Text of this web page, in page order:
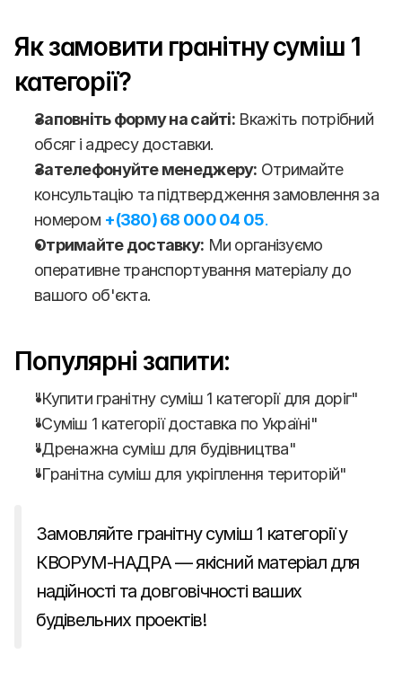
Як замовити гранітну суміш 1
категорії?
Заповніть форму на сайті: Вкажіть потрібний
обсяг і адресу доставки.
Зателефонуйте менеджеру: Отримайте
консультацію та підтвердження замовлення за
номером +(380) 68 000 04 05.
Отримайте доставку: Ми організуємо
оперативне транспортування матеріалу до
вашого об'єкта.
Популярні запити:
"Купити гранітну суміш 1 категорії для доріг"
"Суміш 1 категорії доставка по Україні"
"Дренажна суміш для будівництва"
"Гранітна суміш для укріплення територій"
Замовляйте гранітну суміш 1 категорії у
КВОРУМ-НАДРА — якісний матеріал для
надійності та довговічності ваших
будівельних проектів!